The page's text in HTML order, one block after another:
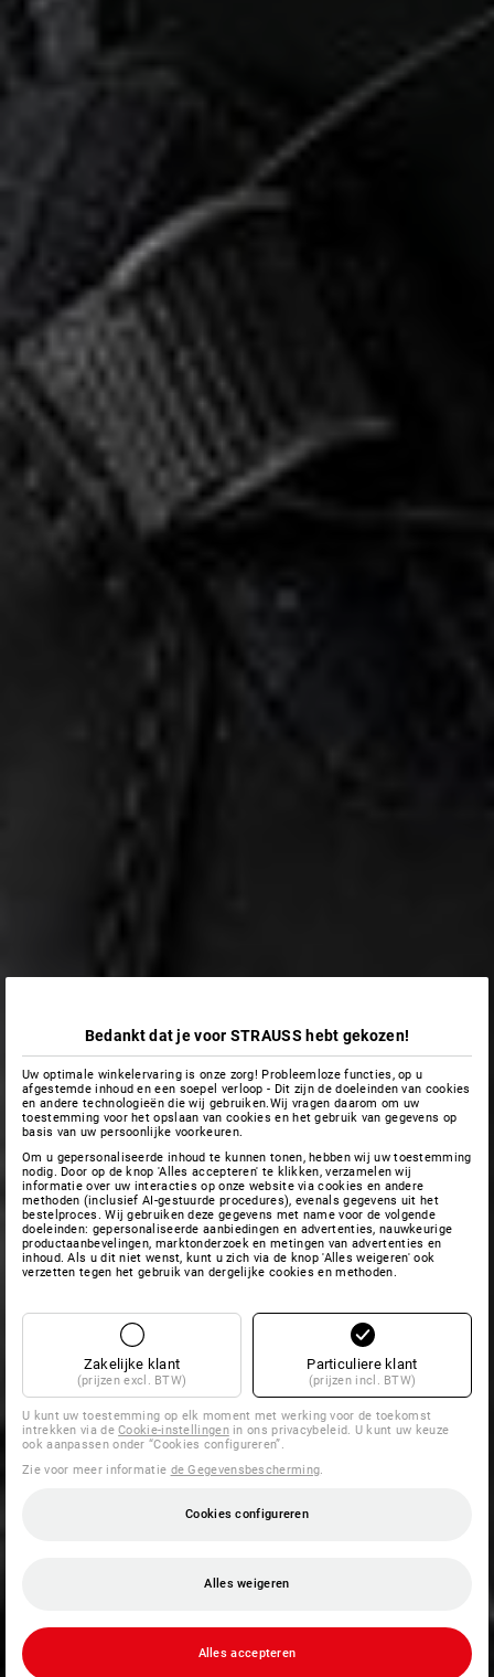
Bedankt dat je voor STRAUSS hebt gekozen!
Uw optimale winkelervaring is onze zorg! Probleemloze functies, op u
afgestemde inhoud en een soepel verloop - Dit zijn de doeleinden van cookies
en andere technologieën die wij gebruiken.Wij vragen daarom om uw
toestemming voor het opslaan van cookies en het gebruik van gegevens op
basis van uw persoonlijke voorkeuren.
Om u gepersonaliseerde inhoud te kunnen tonen, hebben wij uw toestemming
nodig. Door op de knop 'Alles accepteren' te klikken, verzamelen wij
informatie over uw interacties op onze website via cookies en andere
methoden (inclusief AI-gestuurde procedures), evenals gegevens uit het
bestelproces. Wij gebruiken deze gegevens met name voor de volgende
doeleinden: gepersonaliseerde aanbiedingen en advertenties, nauwkeurige
productaanbevelingen, marktonderzoek en metingen van advertenties en
inhoud. Als u dit niet wenst, kunt u zich via de knop 'Alles weigeren' ook
verzetten tegen het gebruik van dergelijke cookies en methoden.
Zakelijke klant
(prijzen excl. BTW)
Particuliere klant
(prijzen incl. BTW)
U kunt uw toestemming op elk moment met werking voor de toekomst
intrekken via deCookie-instellingenin ons privacybeleid. U kunt uw keuze
ook aanpassen onder “Cookies configureren”.
Zie voor meer informatie de Gegevensbescherming
Cookies configureren
Alles weigeren
Alles accepteren